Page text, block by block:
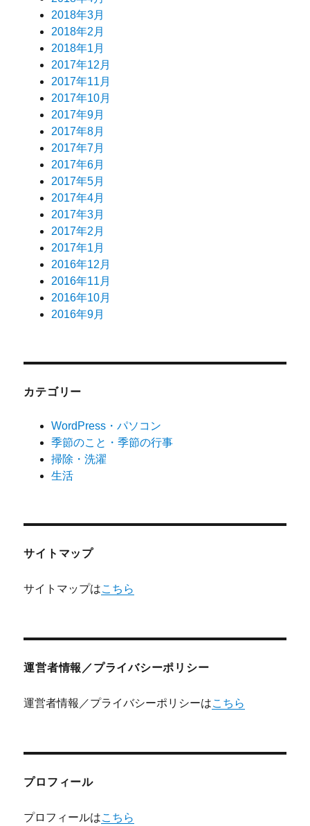
2018年3月
2018年2月
2018年1月
2017年12月
2017年11月
2017年10月
2017年9月
2017年8月
2017年7月
2017年6月
2017年5月
2017年4月
2017年3月
2017年2月
2017年1月
2016年12月
2016年11月
2016年10月
2016年9月
カテゴリー
WordPress・パソコン
季節のこと・季節の行事
掃除・洗濯
生活
サイトマップ
サイトマップはこちら
運営者情報／プライバシーポリシー
運営者情報／プライバシーポリシーはこちら
プロフィール
プロフィールはこちら